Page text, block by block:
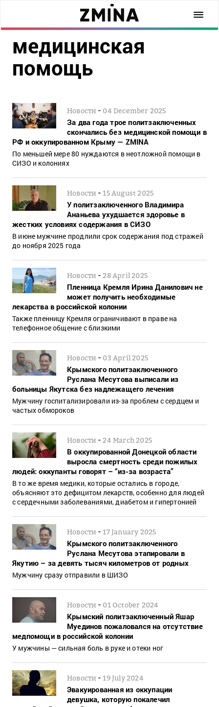
медицинская
помощь
Новости - 04 December 2025
За два года трое политзаключенных
скончались без медицинской помощи в
РФ и оккупированном Крыму — ZMINA
По меньшей мере 80 нуждаются в неотложной помощи в
СИЗО и колониях
Новости -15 August 2025
У политзаключенного Владимира
Ананьева ухудшается здоровье в
жестких условиях содержания в СИЗО
В июне мужчине продлили срок содержания под стражей
до ноября 2025 года
Новости -28 April 2025
Пленница Кремля Ирина Данилович не
может получить необходимые
лекарства в российской колонии
Также пленницу Кремля ограничивают в праве на
телефонное общение с близкими
Новости - 03 April 2025
Крымского политзаключенного
Руслана Месутова выписали из
больницы Якутска без надлежащего лечения
Мужчину госпитализировали из-за проблем с сердцем и
частых обмороков
Новости -24 March 2025
В оккупированной Донецкой области
выросла смертность среди пожилых
людей: оккупанты говорят – “из-за возраста”
В то же время медики, которые остались в городе,
объясняют это дефицитом лекарств, особенно для людей
с сердечными заболеваниями, диабетом и гипертонией
Новости -17 January 2025
Крымского политзаключенного
Руслана Месутова этапировали в
Якутию – за девять тысяч километров от родных
Мужчину сразу отправили в ШИЗО
Новости - 01 October 2024
Крымский политзаключенный Яшар
Муединов пожаловался на отсутствие
медпомощи в российской колонии
У мужчины — сильная боль в руке и отеки ног
Новости -19 July 2024
Эвакуированная из оккупации
девушка, которую покалечил